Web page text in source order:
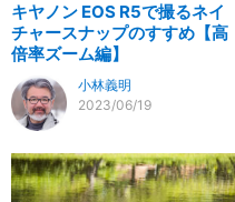
キヤノン EOS R5で撮るネイ
チャースナップのすすめ【高
倍率ズーム編】
小林義明
2023/06/19